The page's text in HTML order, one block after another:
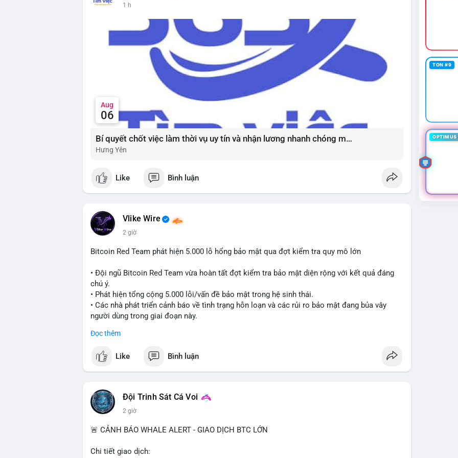
Đánh giá & Khuyến nghị giao dịch: Thị trường đang ở vùng tích lũy với thanh khoản dồi dào
nhưng tâm lý yếu. Nhà đầu tư nên thận trọng, tránh sử dụng đòn bẩy quá cao trong giai
đoạn này. Chiến lược DCA (trung bình giá) cho các đồng coin chủ chốt như BTC và ETH có
thể được xem xét khi thị trường đang ở vùng Extreme Fear. Cần theo dõi sát diễn biến TVL
và dòng tiền Stablecoin để xác nhận nhịp đảo chiều.
#tvldefi #fundingratebtc #stablecoinusdt #ethereuml2
📰 Nguồn: Cointelegraph
1 h
Aug
06
Bí quyết chốt việc làm thời vụ uy tín và nhận lương nhanh chóng mỗi ngày ?
Hưng Yên
Like Bình luận
Vlike Wire
2 giờ
Bitcoin Red Team phát hiện 5.000 lỗ hổng bảo mật qua đợt kiểm tra quy mô lớn
• Đội ngũ Bitcoin Red Team vừa hoàn tất đợt kiểm tra bảo mật diện rộng với kết quả đáng
chú ý.
• Phát hiện tổng cộng 5.000 lỗi/vấn đề bảo mật trong hệ sinh thái.
• Các nhà phát triển cảnh báo về tình trạng hỗn loạn và các rủi ro bảo mật đang bủa vây
người dùng trong giai đoạn này.
#bitcoin
$btc
📰 Nguồn: Cointelegraph
Đọc thêm
Like Bình luận
Đội Trinh Sát Cá Voi
2 giờ
🚨 CẢNH BÁO WHALE ALERT - GIAO DỊCH BTC LỚN
Chi tiết giao dịch:
TON #9
OPTIMUS